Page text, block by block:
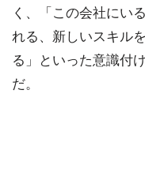
く、「この会社にい
れる、新しいスキル
る」といった意識付
だ。